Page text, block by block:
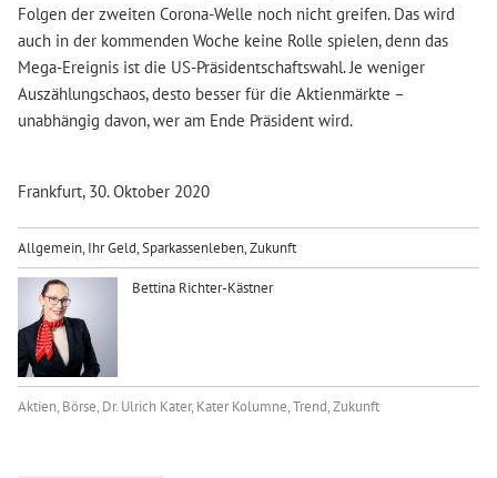
Folgen der zweiten Corona-Welle noch nicht greifen. Das wird
auch in der kommenden Woche keine Rolle spielen, denn das
Mega-Ereignis ist die US-Präsidentschaftswahl. Je weniger
Auszählungschaos, desto besser für die Aktienmärkte –
unabhängig davon, wer am Ende Präsident wird.
Frankfurt, 30. Oktober 2020
Allgemein, Ihr Geld,Sparkassenleben,Zukunft
Bettina Richter-Kästner
Aktien, Börse, Dr. Ulrich Kater, Kater Kolumne,Trend,Zukunft